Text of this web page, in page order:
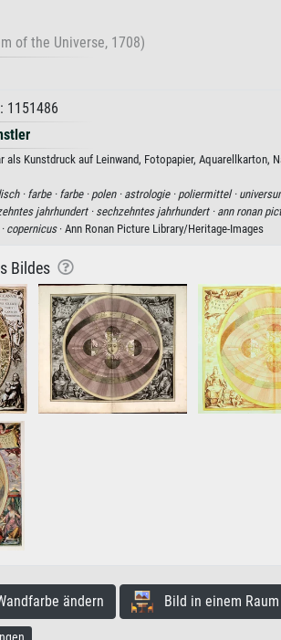
of the Universe, 1708)
1151486
Kunstdruck auf Leinwand, Fotopapier, Aquarellkarton,
· farbe · farbe · polen · astrologie · poliermittel ·
jahrhundert · sechzehntes jahrhundert · ann ronan
copernicus· Ann Ronan Picture Library/Heritage-Images
Bildes
ändern Bild in einem Raum